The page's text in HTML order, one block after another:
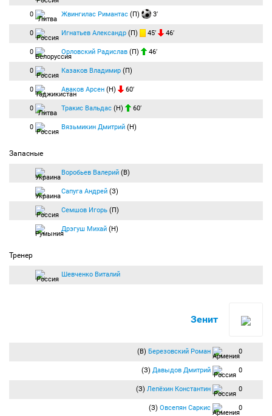
0 Жвингилас Римантас (П) 3′
0 Игнатьев Александр (П) 45′ 46′
0 Орловский Радислав (П) 46′
0 Казаков Владимир (П)
0 Аваков Арсен (Н) 60′
0 Тракис Вальдас (Н) 60′
0 Вязьмикин Дмитрий (Н)
Запасные
Воробьев Валерий (В)
Сапуга Андрей (З)
Семшов Игорь (П)
Дрэгуш Михай (Н)
Тренер
Шевченко Виталий
Зенит
(В) Березовский Роман 0
(З) Давыдов Дмитрий 0
(З) Лепёхин Константин 0
(З) Овсепян Саркис 0